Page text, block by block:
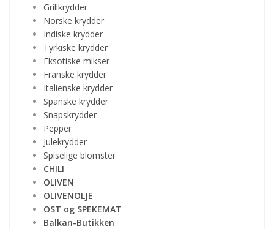
Grillkrydder
Norske krydder
Indiske krydder
Tyrkiske krydder
Eksotiske mikser
Franske krydder
Italienske krydder
Spanske krydder
Snapskrydder
Pepper
Julekrydder
Spiselige blomster
CHILI
OLIVEN
OLIVENOLJE
OST og SPEKEMAT
Balkan-Butikken